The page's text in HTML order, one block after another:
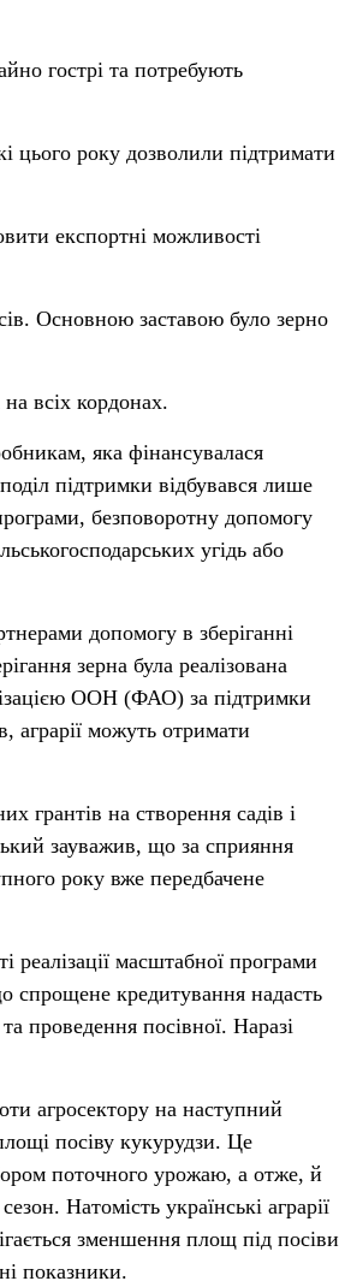
гострі та потребують
цього року дозволили підтримати
експортні можливості
Основною заставою було зерно
всіх кордонах.
яка фінансувалася
підтримки відбувався лише
безповоротну допомогу
угідь або
допомогу в зберіганні
зерна була реалізована
ООН (ФАО) за підтримки
аграрії можуть отримати
грантів на створення садів і
зауважив, що за сприяння
року вже передбачене
масштабної програми
спрощене кредитування надасть
проведення посівної. Наразі
агросектору на наступний
посіву кукурудзи. Це
поточного урожаю, а отже, й
Натомість українські аграрії
зменшення площ під посіви
показники.